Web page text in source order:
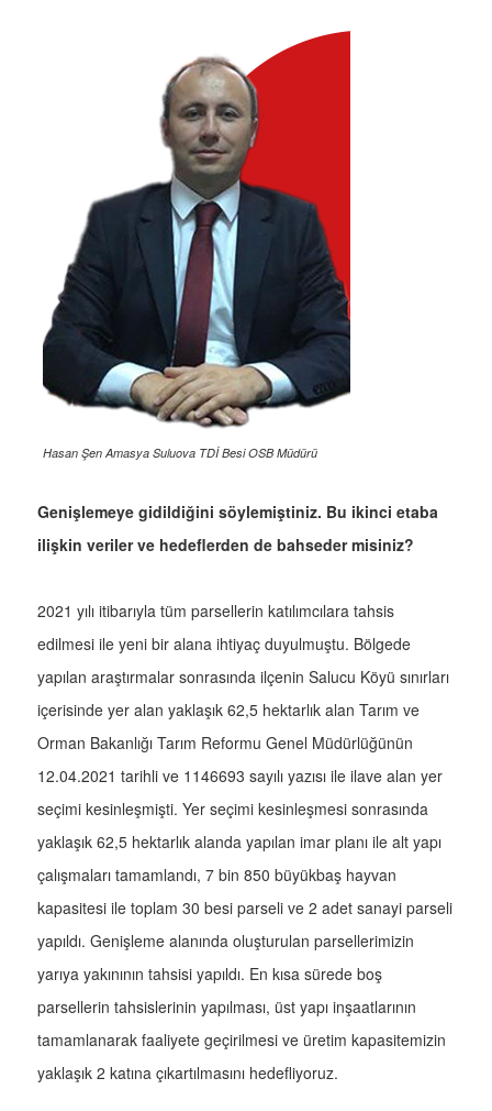
Hasan Şen Amasya Suluova TDİ Besi OSB Müdürü
Genişlemeye gidildiğini söylemiştiniz. Bu ikinci etaba
ilişkin veriler ve hedeflerden de bahseder misiniz?
2021 yılı itibarıyla tüm parsellerin katılımcılara tahsis
edilmesi ile yeni bir alana ihtiyaç duyulmuştu. Bölgede
yapılan araştırmalar sonrasında ilçenin Salucu Köyü sınırları
içerisinde yer alan yaklaşık 62,5 hektarlık alan Tarım ve
Orman Bakanlığı Tarım Reformu Genel Müdürlüğünün
12.04.2021 tarihli ve 1146693 sayılı yazısı ile ilave alan yer
seçimi kesinleşmişti. Yer seçimi kesinleşmesi sonrasında
yaklaşık 62,5 hektarlık alanda yapılan imar planı ile alt yapı
çalışmaları tamamlandı, 7 bin 850 büyükbaş hayvan
kapasitesi ile toplam 30 besi parseli ve 2 adet sanayi parseli
yapıldı. Genişleme alanında oluşturulan parsellerimizin
yarıya yakınının tahsisi yapıldı. En kısa sürede boş
parsellerin tahsislerinin yapılması, üst yapı inşaatlarının
tamamlanarak faaliyete geçirilmesi ve üretim kapasitemizin
yaklaşık 2 katına çıkartılmasını hedefliyoruz.